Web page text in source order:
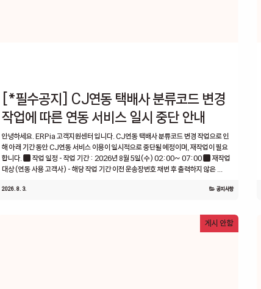
[*필수공지] CJ연동 택배사 분류코드 변경
작업에 따른 연동 서비스 일시 중단 안내
안녕하세요. ERPia 고객지원센터 입니다. CJ연동 택배사 분류코드 변경 작업으로 인
해 아래 기간 동안 CJ연동 서비스 이용이 일시적으로 중단될 예정이며, 재작업이 필요
합니다. ■ 작업 일정 - 작업 기간 : 2026년 8월 5일(수) 02:00~ 07:00 ■ 재작업
대상 (연동 사용 고객사) - 해당 작업 기간 이전 운송장번호 채번 후 출력하지 않은 ...
2026. 8. 3. 공지사항
게시 안함